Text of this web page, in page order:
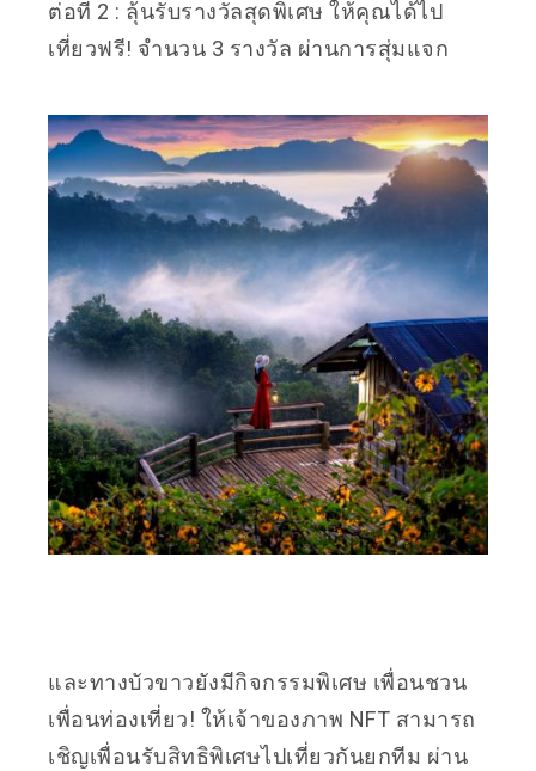
ต่อที่ 2 : ลุ้นรับรางวัลสุดพิเศษ ให้คุณได้ไป
เที่ยวฟรี! จำนวน 3 รางวัล ผ่านการสุ่มแจก
และทางบัวขาวยังมีกิจกรรมพิเศษ เพื่อนชวน
เพื่อนท่องเที่ยว! ให้เจ้าของภาพ NFT สามารถ
เชิญเพื่อนรับสิทธิพิเศษไปเที่ยวกันยกทีม ผ่าน